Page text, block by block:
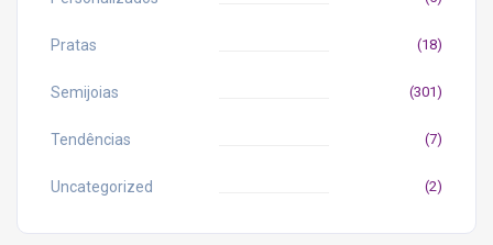
Pratas (18)
Semijoias (301)
Tendências (7)
Uncategorized (2)